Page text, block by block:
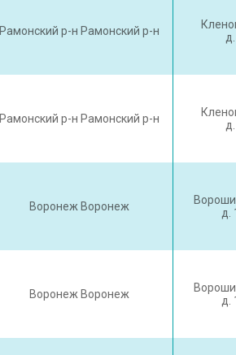
Рамонский р-н Рамонский р-н
Рамонский р-н Рамонский р-н
Воронеж Воронеж
д.
Воронеж Воронеж
д.